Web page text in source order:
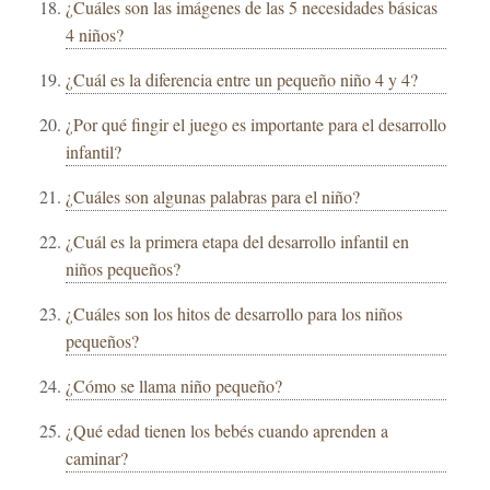
¿Cuáles son las imágenes de las 5 necesidades básicas
4 niños?
¿Cuál es la diferencia entre un pequeño niño 4 y 4?
¿Por qué fingir el juego es importante para el desarrollo
infantil?
¿Cuáles son algunas palabras para el niño?
¿Cuál es la primera etapa del desarrollo infantil en
niños pequeños?
¿Cuáles son los hitos de desarrollo para los niños
pequeños?
¿Cómo se llama niño pequeño?
¿Qué edad tienen los bebés cuando aprenden a
caminar?